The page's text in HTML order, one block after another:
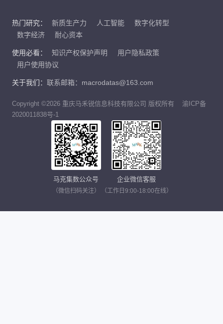
热门研究： 新质生产力 人工智能
数字化转型
数字经济
耐心资本
使用必看： 知识产权保护声明
用户隐私政策
用户使用协议
关于我们： 联系邮箱：macrodatas@163.com
Copyright ©2026 重庆马禾锐信息科技有限公司 版权所有
渝ICP备
2020011838号-1
马克集数公众号
（微信扫码关注）
企业微信客服
（工作日9:00-18:00在线）